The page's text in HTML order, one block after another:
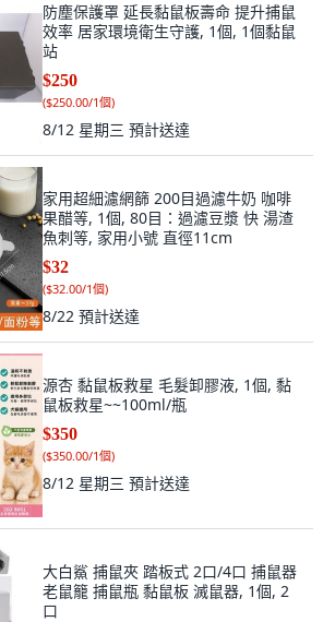
防塵保護罩 延長黏鼠板壽命 提升捕鼠
效率 居家環境衛生守護, 1個, 1個黏鼠
站
$250
($250.00/1個)
8/12 星期三 預計送達
家用超細濾網篩 200目過濾牛奶 咖啡
果醋等, 1個, 80目：過濾豆漿 快 湯渣
魚刺等, 家用小號 直徑11cm
$32
($32.00/1個)
8/22 預計送達
源杏 黏鼠板救星 毛髮卸膠液, 1個, 黏
鼠板救星~~100ml/瓶
$350
($350.00/1個)
8/12 星期三 預計送達
大白鯊 捕鼠夾 踏板式 2口/4口 捕鼠器
老鼠籠 捕鼠瓶 黏鼠板 滅鼠器, 1個, 2
口